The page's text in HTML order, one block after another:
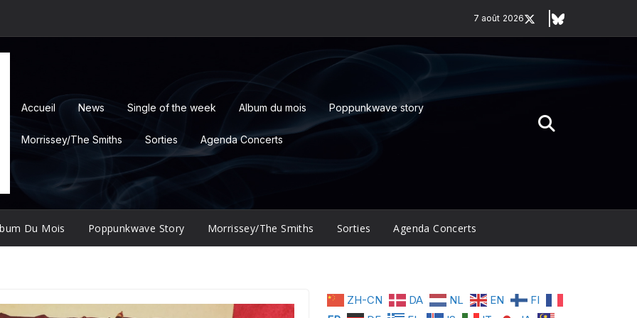
7 août 2026
Accueil News Single of the week Album du mois Poppunkwave story
Morrissey/The Smiths Sorties Agenda Concerts
Du Mois Poppunkwave Story Morrissey/The Smiths Sorties Agenda Concerts
ZH-CN DA NL EN
FI